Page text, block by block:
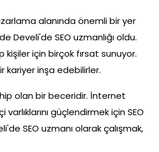
alanında önemli bir yer
Develi'de SEO uzmanlığı oldu.
için birçok fırsat sunuyor.
kariyer inşa edebilirler.
olan bir beceridir. İnternet
güçlendirmek için SEO
SEO uzmanı olarak çalışmak,